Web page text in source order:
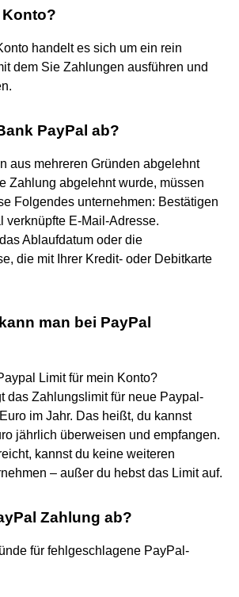
Konto?
handelt es sich um ein rein
dem Sie Zahlungen ausführen und
PayPal ab?
aus mehreren Gründen abgelehnt
Zahlung abgelehnt wurde, müssen
Folgendes unternehmen: Bestätigen
verknüpfte E-Mail-Adresse.
Ablaufdatum oder die
die mit Ihrer Kredit- oder Debitkarte
man bei PayPal
Limit für mein Konto?
das Zahlungslimit für neue Paypal-
im Jahr. Das heißt, du kannst
jährlich überweisen und empfangen.
kannst du keine weiteren
– außer du hebst das Limit auf.
Zahlung ab?
für fehlgeschlagene PayPal-